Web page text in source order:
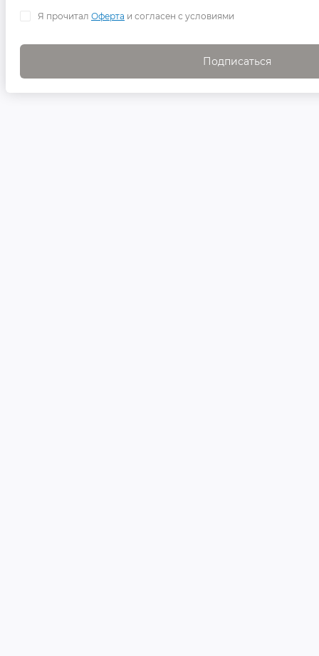
Я прочитал Оферта и согласен с условиями
Подписаться